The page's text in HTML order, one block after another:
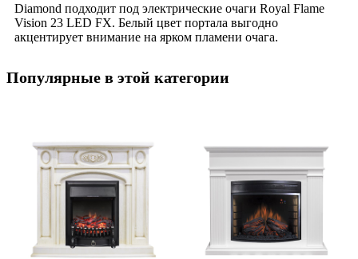
Diamond подходит под электрические очаги Royal Flame
Vision 23 LED FX. Белый цвет портала выгодно
акцентирует внимание на ярком пламени очага.
Популярные в этой категории